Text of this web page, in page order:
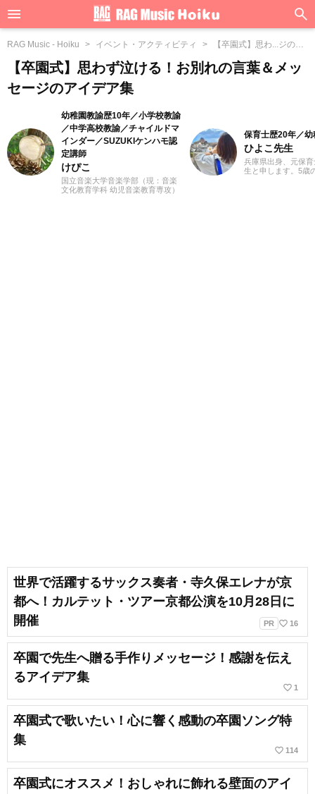
RAG Music - Hoiku イベント・アクティビティ
【卒園式】思わ...ジのア
イデア集
【卒園式】思わず泣ける！お別れの言葉＆メッ
セージのアイデア集
幼稚園教諭歴10年／小学校教諭
／中学高校教諭／チャイルドマ
インダー／SUZUKIケンハモ認
定講師
けぴこ
国立音楽大学音楽学部（現：音楽
文化教育学科 幼児音楽教育専攻）
保育士歴20年／幼
ひよこ先生
兵庫県出身、元保
生と申します。5歳
世界で活躍するサックス奏者・寺久保エレナが京
都へ！カルテット・ツアー京都公演を10月28日に
開催
PR favorite_border 16
卒園で先生へ贈る手作りメッセージ！感謝を伝え
るアイデア集
favorite_border 1
卒園式で歌いたい！心に響く感動の卒園ソング特
集
favorite_border 114
卒園式にオススメ！おしゃれに飾れる壁面のアイ